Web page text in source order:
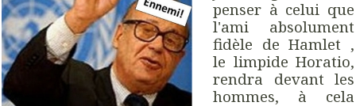
penser à celui que
l'ami absolument
fidèle de Hamlet ,
le limpide Horatio,
rendra devant les
hommes, à cela